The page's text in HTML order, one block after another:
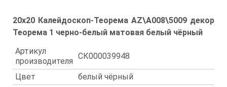
20x20 Калейдоскоп-Теорема AZ\A008\5009 декор
Теорема 1 черно-белый матовая белый чёрный
Артикул
производителя
СК000039948
Цвет
белый чёрный